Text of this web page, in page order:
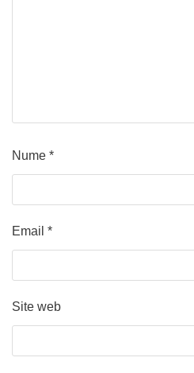
Nume *
Email *
Site web